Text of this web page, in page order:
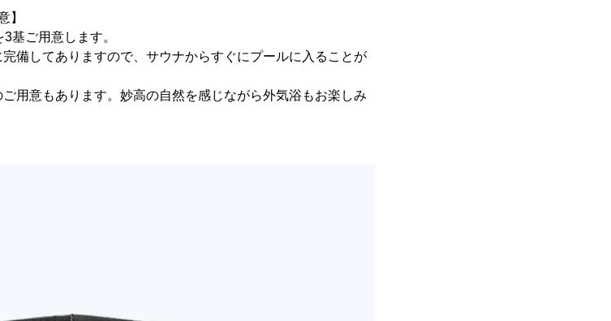
】
基ご用意します。
備してありますので、サウナからすぐにプールに入ることが
用意もあります。妙高の自然を感じながら外気浴もお楽しみ